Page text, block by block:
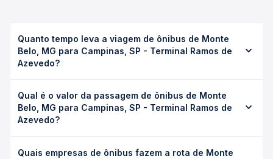
Quanto tempo leva a viagem de ônibus de Monte
Belo, MG para Campinas, SP - Terminal Ramos de
Azevedo?
SP - Terminal Ramos de Azevedo leva em média 6h 6min,
podendo variar conforme a viação, o tipo de serviço
(convencional, executivo ou leito) e as condições de
Qual é o valor da passagem de ônibus de Monte
Belo, MG para Campinas, SP - Terminal Ramos de
Azevedo?
Campinas, SP - Terminal Ramos de Azevedo custa em
Quais empresas de ônibus fazem a rota de Monte